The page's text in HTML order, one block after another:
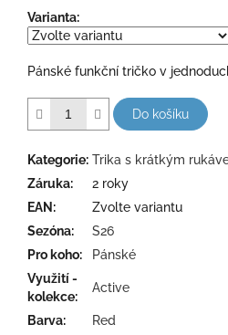
0,0
z
5
hvězdiček.
Varianta:
Pánské funkční tričko v
Do košíku
Kategorie: Trika s krátkým
Záruka:
2 roky
EAN:
Zvolte variantu
Sezóna:
S26
Pro koho:
Pánské
Využití -
kolekce:
Active
Barva:
Red